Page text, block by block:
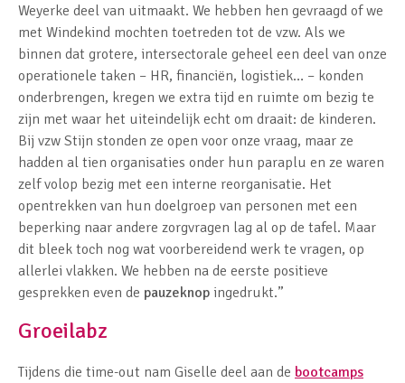
Weyerke deel van uitmaakt. We hebben hen gevraagd of we
met Windekind mochten toetreden tot de vzw. Als we
binnen dat grotere, intersectorale geheel een deel van onze
operationele taken – HR, financiën, logistiek… – konden
onderbrengen, kregen we extra tijd en ruimte om bezig te
zijn met waar het uiteindelijk echt om draait: de kinderen.
Bij vzw Stijn stonden ze open voor onze vraag, maar ze
hadden al tien organisaties onder hun paraplu en ze waren
zelf volop bezig met een interne reorganisatie. Het
opentrekken van hun doelgroep van personen met een
beperking naar andere zorgvragen lag al op de tafel. Maar
dit bleek toch nog wat voorbereidend werk te vragen, op
allerlei vlakken. We hebben na de eerste positieve
gesprekken even de pauzeknop ingedrukt.”
Groeilabz
Tijdens die time-out nam Giselle deel aan de bootcamps